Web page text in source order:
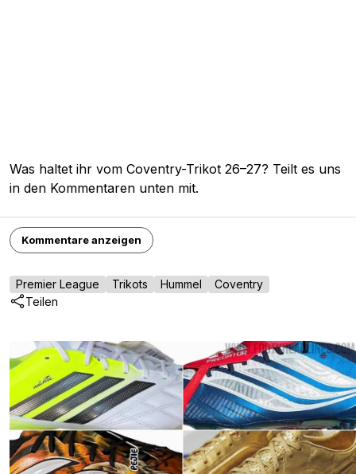
Was haltet ihr vom Coventry-Trikot 26–27? Teilt es uns
in den Kommentaren unten mit.
Kommentare anzeigen
Premier League Trikots Hummel
Coventry
Teilen